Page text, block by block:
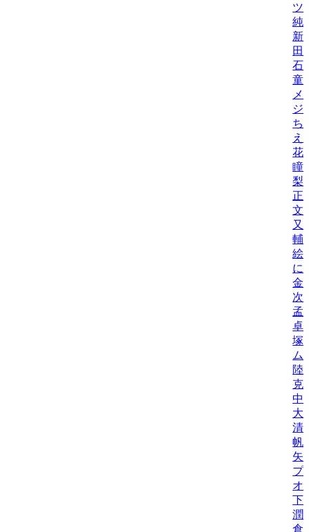
ツ
純/
新
田
石
童
メ
ジ
ち
え
花
瞳/
梨
正
文
又
輔/
絵
に
金
次/
孟
卓
塚
ム
陸
克
中
大
清
帆/
矢
プ
オ
下
潤/
倉